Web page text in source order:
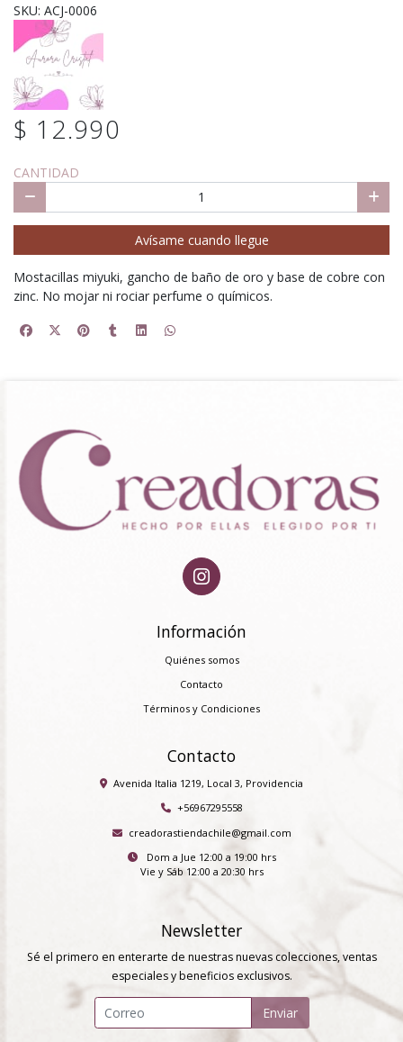
SKU: ACJ-0006
$ 12.990
CANTIDAD
Avísame cuando llegue
Mostacillas miyuki, gancho de baño de oro y base de cobre con
zinc. No mojar ni rociar perfume o químicos.
Información
Quiénes somos
Contacto
Términos y Condiciones
Contacto
Avenida Italia 1219, Local 3, Providencia
+56967295558
creadorastiendachile@gmail.com
Dom a Jue 12:00 a 19:00 hrs
Vie y Sáb 12:00 a 20:30 hrs
Newsletter
Sé el primero en enterarte de nuestras nuevas colecciones, ventas
especiales y beneficios exclusivos.
Enviar